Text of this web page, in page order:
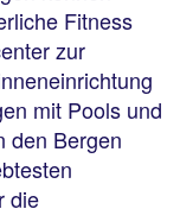
Fitness
zur
mit Pools und
den Bergen
die